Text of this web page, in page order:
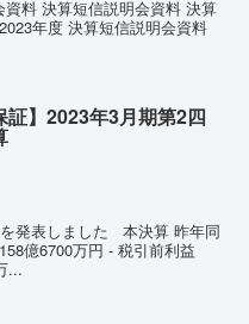
料 決算短信説明会資料 決算
年度 決算短信説明会資料
証】2023年3月期第2四
発表しました 本決算 昨年同
億6700万円 - 税引前利益
...